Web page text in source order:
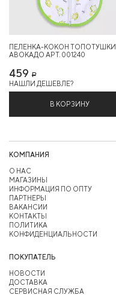
ПЕЛЕНКА-КОКОН ТОПОТУШКИ
АВОКАДО АРТ. 001240
459 Р
НАШЛИ ДЕШЕВЛЕ?
В КОРЗИНУ
КОМПАНИЯ
О НАС
МАГАЗИНЫ
ИНФОРМАЦИЯ ПО ОПТУ
ПАРТНЕРЫ
ВАКАНСИИ
КОНТАКТЫ
ПОЛИТИКА
КОНФИДЕНЦИАЛЬНОСТИ
ПОКУПАТЕЛЬ
НОВОСТИ
ДОСТАВКА
СЕРВИСНАЯ СЛУЖБА